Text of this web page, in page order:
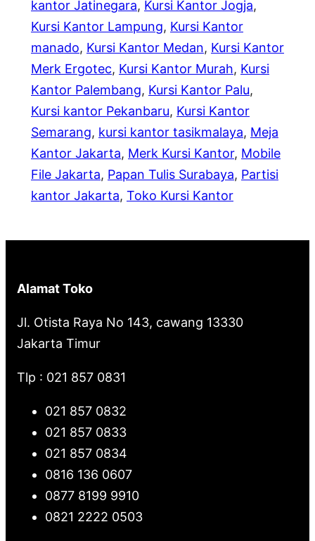
kantor Jatinegara, Kursi Kantor Jogja
Kursi Kantor Lampung, Kursi Kantor
manado, Kursi Kantor Medan, Kursi Kantor
Merk Ergotec, Kursi Kantor Murah, Kursi
Kantor Palembang, Kursi Kantor Palu
Kursi kantor Pekanbaru, Kursi Kantor
Semarang, kursi kantor tasikmalaya, Meja
Kantor Jakarta, Merk Kursi Kantor, Mobile
File Jakarta, Papan Tulis Surabaya, Partisi
kantor Jakarta, Toko Kursi Kantor
Alamat Toko
Jl. Otista Raya No 143, cawang 13330
Jakarta Timur
Tlp : 021 857 0831
021 857 0832
021 857 0833
021 857 0834
0816 136 0607
0877 8199 9910
0821 2222 0503